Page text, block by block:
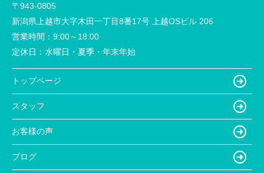
〒943-0805
新潟県上越市大字木田一丁目8番17号 上越OSビル 206
営業時間： 9:00～18:00
定休日： 水曜日・夏季・年末年始
トップページ
スタッフ
お客様の声
ブログ